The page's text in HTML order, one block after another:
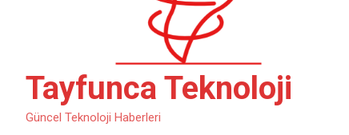
Tayfunca Teknoloji
Güncel Teknoloji Haberleri